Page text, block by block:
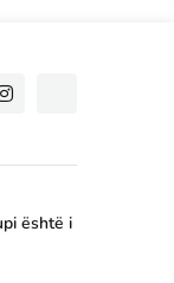
është i